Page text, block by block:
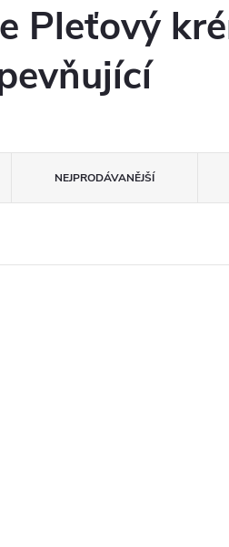
Pleťový
NEJPRODÁVANĚJŠÍ